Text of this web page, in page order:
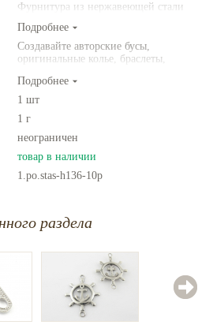
Фурнитура из нержавеющей стали
Подробнее
Создавайте авторские бусы,
оригинальные колье, браслеты,
Комбинируйте различные цвета и
размеры. Фантазируйте!
Подробнее
1 шт
1 г
неограничен
товар в наличии
1.po.stas-h136-10p
раздела